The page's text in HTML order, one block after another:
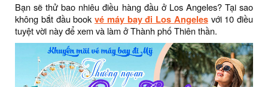
Bạn sẽ thử bao nhiêu điều hàng đầu ở Los Angeles? Tại sao
không bắt đầu book vé máy bay đi Los Angelesvới 10 điều
tuyệt vời này để xem và làm ở Thành phố Thiên thần.